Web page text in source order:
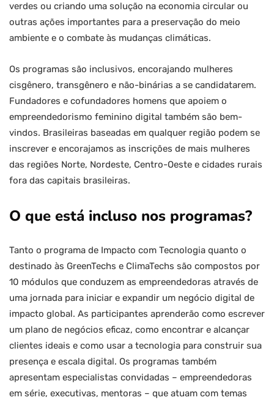
verdes ou criando uma solução na economia circular ou
outras ações importantes para a preservação do meio
ambiente e o combate às mudanças climáticas.
Os programas são inclusivos, encorajando mulheres
cisgênero, transgênero e não-binárias a se candidatarem.
Fundadores e cofundadores homens que apoiem o
empreendedorismo feminino digital também são bem-
vindos. Brasileiras baseadas em qualquer região podem se
inscrever e encorajamos as inscrições de mais mulheres
das regiões Norte, Nordeste, Centro-Oeste e cidades rurais
fora das capitais brasileiras.
O que está incluso nos programas?
Tanto o programa de Impacto com Tecnologia quanto o
destinado às GreenTechs e ClimaTechs são compostos por
10 módulos que conduzem as empreendedoras através de
uma jornada para iniciar e expandir um negócio digital de
impacto global. As participantes aprenderão como escrever
um plano de negócios eficaz, como encontrar e alcançar
clientes ideais e como usar a tecnologia para construir sua
presença e escala digital. Os programas também
apresentam especialistas convidadas – empreendedoras
em série, executivas, mentoras – que atuam com temas